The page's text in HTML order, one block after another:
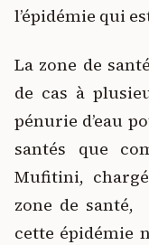
l’épidémie qui
La zone de
de cas à
pénurie d’eau
santés que
Mufitini,
zone de santé,
cette épidémie